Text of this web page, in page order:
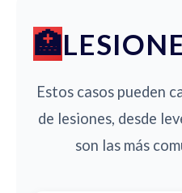
Estos casos pueden
de lesiones, desde
son las más